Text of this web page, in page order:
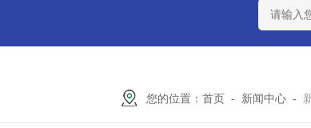
H03池田屋！！TORAY东丽 TZP氧化锆陶瓷研磨球
您的位置： 首页 - 新闻中心 -